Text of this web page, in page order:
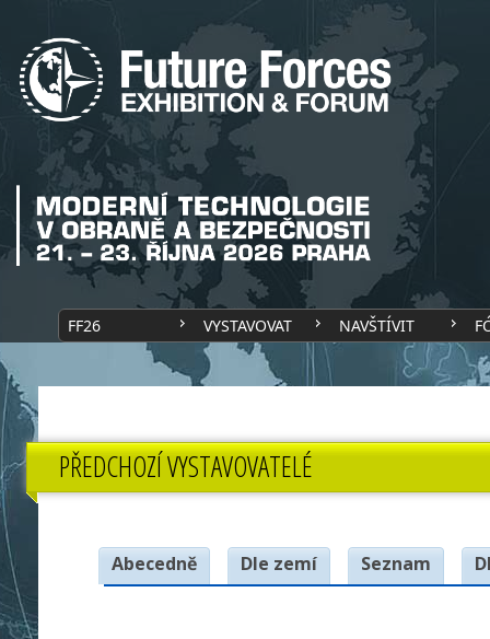
FF26 VYSTAVOVAT NAVŠTÍVIT
PŘEDCHOZÍ VYSTAVOVATELÉ
Abecedně Dle zemí Seznam